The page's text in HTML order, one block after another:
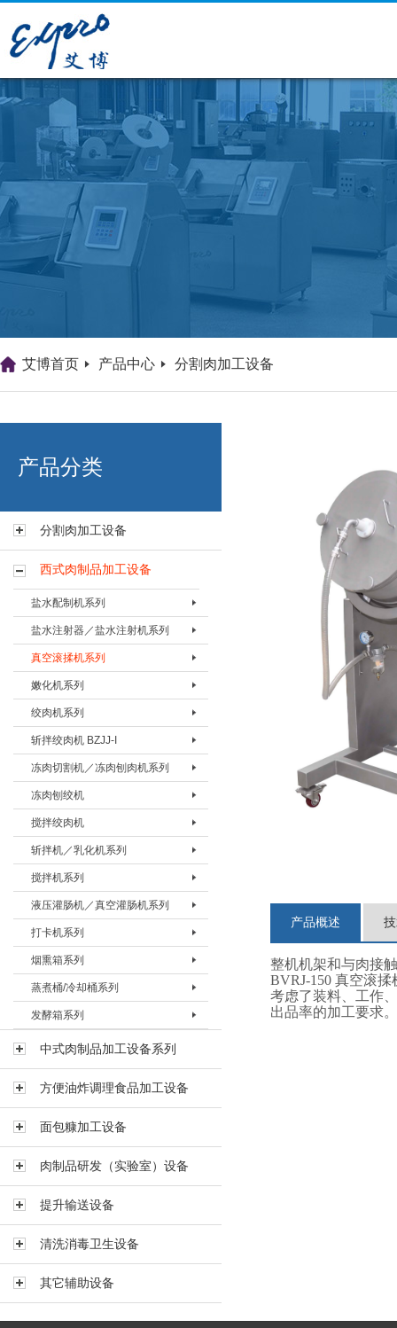
艾博肉类科技（浙江）有限
艾博首页 产品中心 分割肉加工设备
产品分类
分割肉加工设备
西式肉制品加工设备
盐水配制机系列
盐水配置机BPZJ-80
盐水配置机BPZJ-200
盐水配置机BPZJ-600
盐水注射器／盐水注射机系列
盐水注射器BZSQ-I
盐水注射器BZSQ-II
盐水注射机BZSJ-12
盐水注射机BZSJ-20
盐水注射机BZSJ-52
盐水注射机 BZSJ-30H
真空滚揉机系列
真空搅拌按摩机 BAMJ-60L
真空搅拌按摩机 BAMJ-125L
真空搅拌按摩机 BAMJ-280L
真空滚揉机BVRJ-40
真空滚揉机BVRJ-150
真空滚揉机BVRJ-280
真空滚揉机BVRJ-350
真空滚揉机BVRJ-500
真空滚揉机BVRJ-750
真空滚揉机BVRJ-1000
真空滚揉机BVRJ-1500
真空滚揉机BVRJ-3000
嫩化机系列
嫩化机BNHJ-I
嫩化机BNHJ-II
嫩化机BNHJ-III
绞肉机系列
绞肉机BJRJ-82
绞肉机BJRJ-98A
绞肉机BJRJ-98B
绞肉机BJRJ-130
绞肉机BJRJ-160A
绞肉机BJRJ-160B
绞肉机BJRJ-200A
冻肉绞肉机BJRJ-200D
斩拌绞肉机 BZJJ-I
斩拌绞肉机BJZJ-40
冻肉切割机／冻肉刨肉机系列
冻肉切割机BDQJ-I
冻肉刨肉机BBRJ-II
冻肉刨绞机
冻肉刨绞机 BBJJ-130
冻肉刨绞机BBJJ-200
搅拌绞肉机
搅拌绞肉机BBJJ-80
搅拌绞肉机BBJJ-180
斩拌机／乳化机系列
斩拌机BZBJ-20
斩拌机BZBJ-40
斩拌机BZBJ-40B
斩拌机BZBJ-80
斩拌机BZBJ-80B
斩拌机BZBJ-130
斩拌机BZBJ-130B
真空斩拌机BZBJ-130V
斩拌机BZBJ-200B
斩拌机BZBJ-330B
搅拌机系列
搅拌机BJBJ-60F
搅拌机BJBJ-150F
搅拌机BJBJ-300D
搅拌机BJBJ-300FS
搅拌机BJBJ-300
搅拌机BJBJ-500
搅拌机BJBJ-750
搅拌机BJBJ-1000
搅拌机BJBJ-1500
真空搅拌机BVBJ-150F
真空搅拌机BVBJ-300FS
真空搅拌机BVBJ-300
真空搅拌机BVBJ-500
液压灌肠机／真空灌肠机系列
液压灌肠机BYGJ-20
真空灌肠机BVGJ-2000
真空灌肠机BVGJ-4000
真空灌肠机BVGJ-6000
打卡机系列
打卡机BDKJ-I
打卡机BDKJ-II-S
打卡机BDKJ-II-C
烟熏箱系列
烟熏箱BYXX-50
烟熏箱BYXX-I
烟熏箱BYXX-II
烟熏箱BYXX-III
蒸煮桶/冷却桶系列
蒸煮桶BZZT-I
蒸煮桶BZZT-II
蒸煮桶BZZT-III
蒸煮桶BZZT-IV-150
蒸煮桶BZZT-IV-300
发酵箱系列
发酵箱
中式肉制品加工设备系列
方便油炸调理食品加工设备
面包糠加工设备
肉制品研发（实验室）设备
提升输送设备
清洗消毒卫生设备
其它辅助设备
产品概述
整机机架和与肉接
BVRJ-150 真空滚
考虑了装料、工作
出品率的加工要求。